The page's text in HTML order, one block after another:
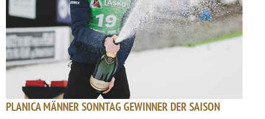
PLANICA MÄNNER SONNTAG GEWINNER DER SAISON